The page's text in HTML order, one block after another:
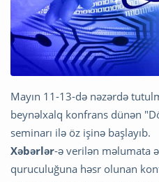
Mayın 11-13-də nəzərdə
beynəlxalq konfrans dünən
seminarı ilə öz işinə başlayıb.
Xəbərlər-ə verilən məlumata
quruculuğuna həsr olunan